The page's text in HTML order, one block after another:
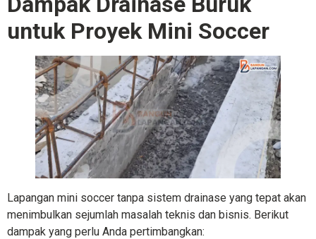
untuk Proyek Mini Soccer
Lapangan mini soccer tanpa sistem drainase yang tepat akan
menimbulkan sejumlah masalah teknis dan bisnis. Berikut
dampak yang perlu Anda pertimbangkan: